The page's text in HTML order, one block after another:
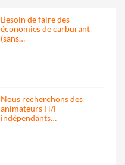
Besoin de faire des
économies de carburant
(sans…
Nous recherchons des
animateurs H/F
indépendants…